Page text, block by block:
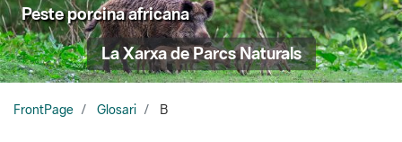
Peste porcina africana
La Xarxa de Parcs Naturals
FrontPage Glosari B